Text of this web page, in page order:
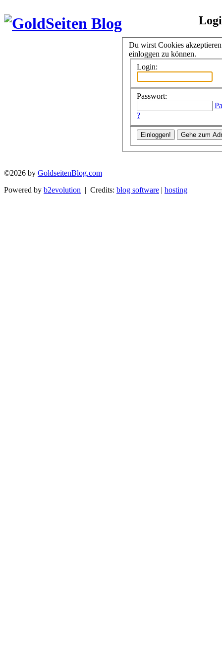
Du wirst Cookies
einloggen zu können.
Login:
Passwort:
?
©2026 by GoldseitenBlog.com
Powered by b2evolution | Credits: blog software | hosting